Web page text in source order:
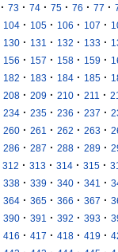
· 73 · 74 · 75 · 76 · 77 ·
104 · 105 · 106 · 107 ·
130 · 131 · 132 · 133 ·
156 · 157 · 158 · 159 ·
182 · 183 · 184 · 185 ·
208 · 209 · 210 · 211 ·
234 · 235 · 236 · 237 ·
260 · 261 · 262 · 263 ·
286 · 287 · 288 · 289 ·
312 · 313 · 314 · 315 ·
338 · 339 · 340 · 341 ·
364 · 365 · 366 · 367 ·
390 · 391 · 392 · 393 ·
416 · 417 · 418 · 419 ·